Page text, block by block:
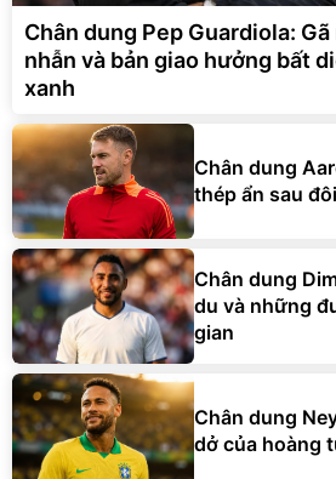
Chân dung Pep Guardiola:
nhẫn và bản giao hưởng bất
xanh
Chân dung
thép ẩn sau
Chân dung
du và những
gian
Chân dung
dở của hoàng